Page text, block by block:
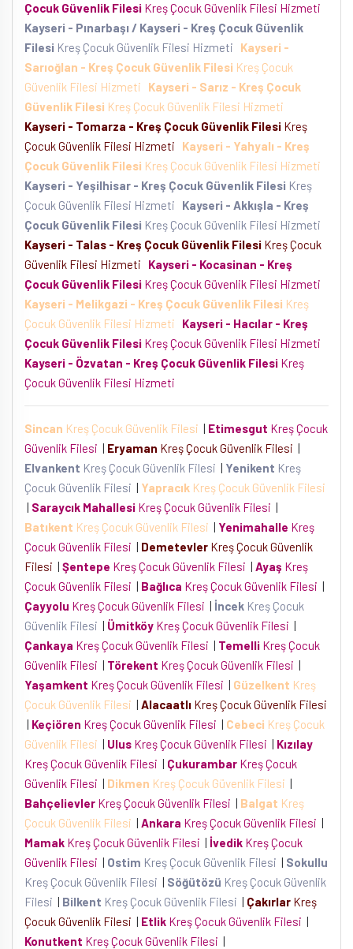
Çocuk Güvenlik Filesi Kreş Çocuk Güvenlik Filesi Hizmeti
Kayseri - Pınarbaşı / Kayseri - Kreş Çocuk Güvenlik
Filesi Kreş Çocuk Güvenlik Filesi Hizmeti
Kayseri -
Sarıoğlan - Kreş Çocuk Güvenlik Filesi Kreş Çocuk
Güvenlik Filesi Hizmeti
Kayseri - Sarız - Kreş Çocuk
Güvenlik Filesi Kreş Çocuk Güvenlik Filesi Hizmeti
Kayseri - Tomarza - Kreş Çocuk Güvenlik Filesi Kreş
Çocuk Güvenlik Filesi Hizmeti
Kayseri - Yahyalı - Kreş
Çocuk Güvenlik Filesi Kreş Çocuk Güvenlik Filesi Hizmeti
Kayseri - Yeşilhisar - Kreş Çocuk Güvenlik Filesi Kreş
Çocuk Güvenlik Filesi Hizmeti
Kayseri - Akkışla - Kreş
Çocuk Güvenlik Filesi Kreş Çocuk Güvenlik Filesi Hizmeti
Kayseri - Talas - Kreş Çocuk Güvenlik Filesi Kreş Çocuk
Güvenlik Filesi Hizmeti
Kayseri - Kocasinan - Kreş
Çocuk Güvenlik Filesi Kreş Çocuk Güvenlik Filesi Hizmeti
Kayseri - Melikgazi - Kreş Çocuk Güvenlik Filesi Kreş
Çocuk Güvenlik Filesi Hizmeti
Kayseri - Hacılar - Kreş
Çocuk Güvenlik Filesi Kreş Çocuk Güvenlik Filesi Hizmeti
Kayseri - Özvatan - Kreş Çocuk Güvenlik Filesi Kreş
Çocuk Güvenlik Filesi Hizmeti
Sincan Kreş Çocuk Güvenlik Filesi | Etimesgut Kreş Çocuk
Güvenlik Filesi | Eryaman Kreş Çocuk Güvenlik Filesi |
Elvankent Kreş Çocuk Güvenlik Filesi | Yenikent Kreş
Çocuk Güvenlik Filesi | Yapracık Kreş Çocuk Güvenlik Filesi
| Saraycık Mahallesi Kreş Çocuk Güvenlik Filesi |
Batıkent Kreş Çocuk Güvenlik Filesi | Yenimahalle Kreş
Çocuk Güvenlik Filesi | Demetevler Kreş Çocuk Güvenlik
Filesi | Şentepe Kreş Çocuk Güvenlik Filesi | Ayaş Kreş
Çocuk Güvenlik Filesi | Bağlıca Kreş Çocuk Güvenlik Filesi |
Çayyolu Kreş Çocuk Güvenlik Filesi | İncek Kreş Çocuk
Güvenlik Filesi | Ümitköy Kreş Çocuk Güvenlik Filesi |
Çankaya Kreş Çocuk Güvenlik Filesi | Temelli Kreş Çocuk
Güvenlik Filesi | Törekent Kreş Çocuk Güvenlik Filesi |
Yaşamkent Kreş Çocuk Güvenlik Filesi | Güzelkent Kreş
Çocuk Güvenlik Filesi | Alacaatlı Kreş Çocuk Güvenlik Filesi
| Keçiören Kreş Çocuk Güvenlik Filesi | Cebeci Kreş Çocuk
Güvenlik Filesi | Ulus Kreş Çocuk Güvenlik Filesi | Kızılay
Kreş Çocuk Güvenlik Filesi | Çukurambar Kreş Çocuk
Güvenlik Filesi | Dikmen Kreş Çocuk Güvenlik Filesi |
Bahçelievler Kreş Çocuk Güvenlik Filesi | Balgat Kreş
Çocuk Güvenlik Filesi | Ankara Kreş Çocuk Güvenlik Filesi |
Mamak Kreş Çocuk Güvenlik Filesi | İvedik Kreş Çocuk
Güvenlik Filesi | Ostim Kreş Çocuk Güvenlik Filesi | Sokullu
Kreş Çocuk Güvenlik Filesi | Söğütözü Kreş Çocuk Güvenlik
Filesi | Bilkent Kreş Çocuk Güvenlik Filesi | Çakırlar Kreş
Çocuk Güvenlik Filesi | Etlik Kreş Çocuk Güvenlik Filesi |
Konutkent Kreş Çocuk Güvenlik Filesi |